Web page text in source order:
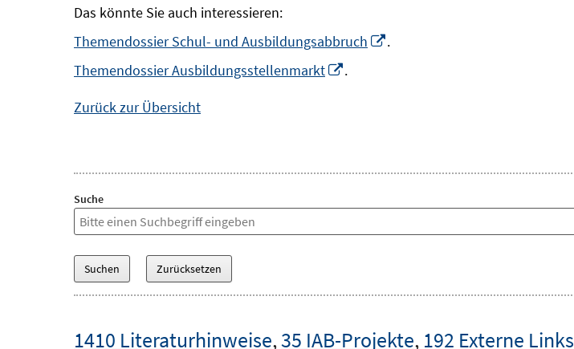
Das könnte Sie auch interessieren:
Themendossier Schul- und Ausbildungsabbruch
In.
Themendossier Ausbildungsstellenmarkt
In.
Zurück zur Übersicht
Suche
1410 Literaturhinweise,35 IAB-Projekte, 192 Externe Links